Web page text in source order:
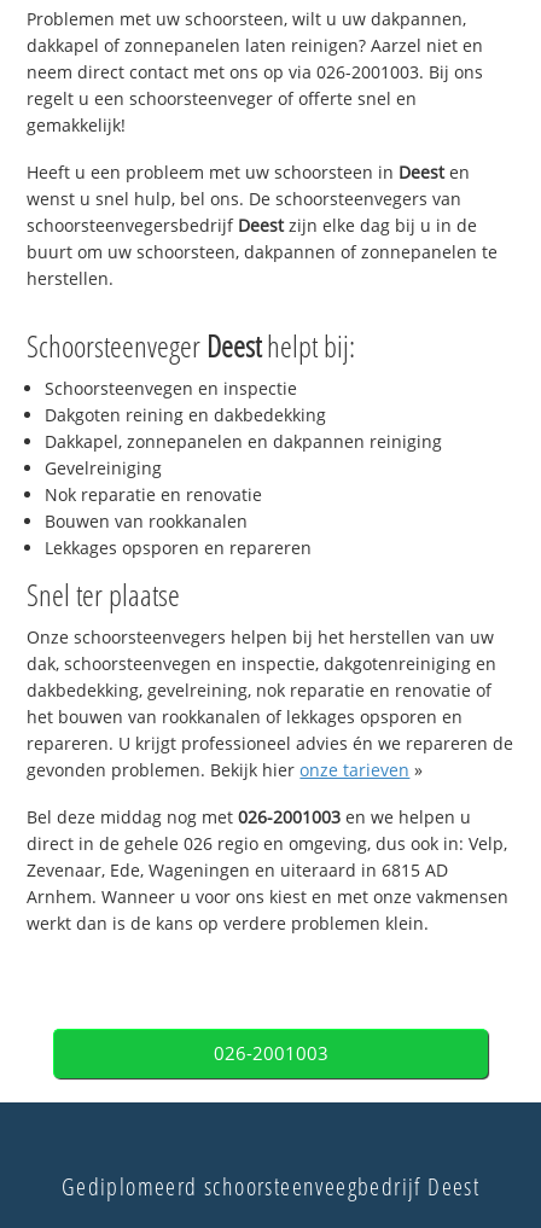
Problemen met uw schoorsteen, wilt u uw dakpannen,
dakkapel of zonnepanelen laten reinigen? Aarzel niet en
neem direct contact met ons op via 026-2001003. Bij ons
regelt u een schoorsteenveger of offerte snel en
gemakkelijk!
Heeft u een probleem met uw schoorsteen in Deesten
wenst u snel hulp, bel ons. De schoorsteenvegers van
schoorsteenvegersbedrijf Deestzijn elke dag bij u in de
buurt om uw schoorsteen, dakpannen of zonnepanelen te
herstellen.
Schoorsteenveger Deesthelpt bij:
Schoorsteenvegen en inspectie
Dakgoten reining en dakbedekking
Dakkapel, zonnepanelen en dakpannen reiniging
Gevelreiniging
Nok reparatie en renovatie
Bouwen van rookkanalen
Lekkages opsporen en repareren
Snel ter plaatse
Onze schoorsteenvegers helpen bij het herstellen van uw
dak, schoorsteenvegen en inspectie, dakgotenreiniging en
dakbedekking, gevelreining, nok reparatie en renovatie of
het bouwen van rookkanalen of lekkages opsporen en
repareren. U krijgt professioneel advies én we repareren de
gevonden problemen. Bekijk hieronze tarieven »
Bel deze middag nog met026-2001003 en we helpen u
direct in de gehele 026 regio en omgeving, dus ook in: Velp,
Zevenaar, Ede, Wageningen en uiteraard in 6815 AD
Arnhem. Wanneer u voor ons kiest en met onze vakmensen
werkt dan is de kans op verdere problemen klein.
026-2001003
Gediplomeerd schoorsteenveegbedrijf Deest